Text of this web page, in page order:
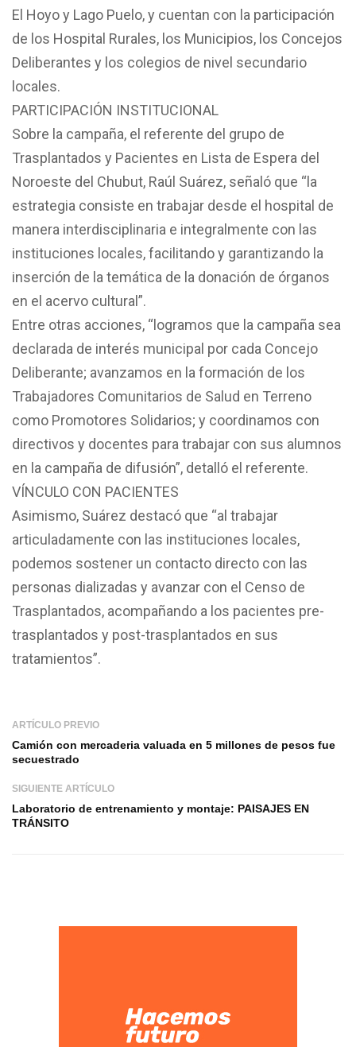
El Hoyo y Lago Puelo, y cuentan con la participación
de los Hospital Rurales, los Municipios, los Concejos
Deliberantes y los colegios de nivel secundario
locales.
PARTICIPACIÓN INSTITUCIONAL
Sobre la campaña, el referente del grupo de
Trasplantados y Pacientes en Lista de Espera del
Noroeste del Chubut, Raúl Suárez, señaló que “la
estrategia consiste en trabajar desde el hospital de
manera interdisciplinaria e integralmente con las
instituciones locales, facilitando y garantizando la
inserción de la temática de la donación de órganos
en el acervo cultural”.
Entre otras acciones, “logramos que la campaña sea
declarada de interés municipal por cada Concejo
Deliberante; avanzamos en la formación de los
Trabajadores Comunitarios de Salud en Terreno
como Promotores Solidarios; y coordinamos con
directivos y docentes para trabajar con sus alumnos
en la campaña de difusión”, detalló el referente.
VÍNCULO CON PACIENTES
Asimismo, Suárez destacó que “al trabajar
articuladamente con las instituciones locales,
podemos sostener un contacto directo con las
personas dializadas y avanzar con el Censo de
Trasplantados, acompañando a los pacientes pre-
trasplantados y post-trasplantados en sus
tratamientos”.
ARTÍCULO PREVIO
Camión con mercaderia valuada en 5 millones de pesos fue
secuestrado
SIGUIENTE ARTÍCULO
Laboratorio de entrenamiento y montaje: PAISAJES EN
TRÁNSITO